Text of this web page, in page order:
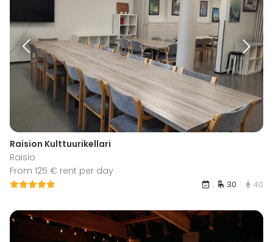
Raision Kulttuurikellari
Raisio
From 125 € rent per day
30 40